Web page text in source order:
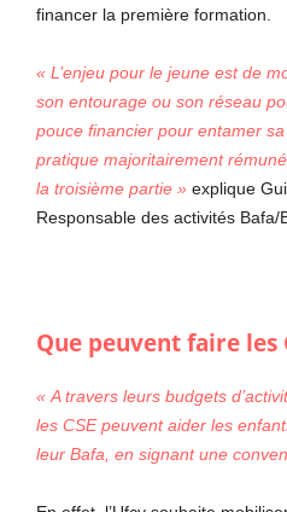
financer la première formation.
« L’enjeu pour le jeune est de
son entourage ou son réseau
pouce financier pour entamer
pratique majoritairement
la troisième partie » explique
Responsable des activités Bafa/
Que peuvent faire les
« A travers leurs budgets
les CSE peuvent aider les
leur Bafa, en signant une